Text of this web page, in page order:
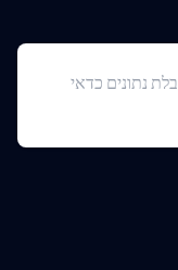
נתונים כדאי